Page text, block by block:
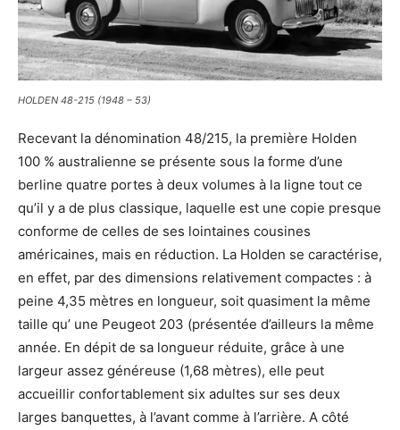
HOLDEN 48-215 (1948 – 53)
Recevant la dénomination 48/215, la première Holden
100 % australienne se présente sous la forme d’une
berline quatre portes à deux volumes à la ligne tout ce
qu’il y a de plus classique, laquelle est une copie presque
conforme de celles de ses lointaines cousines
américaines, mais en réduction. La Holden se caractérise,
en effet, par des dimensions relativement compactes : à
peine 4,35 mètres en longueur, soit quasiment la même
taille qu’ une Peugeot 203 (présentée d’ailleurs la même
année. En dépit de sa longueur réduite, grâce à une
largeur assez généreuse (1,68 mètres), elle peut
accueillir confortablement six adultes sur ses deux
larges banquettes, à l’avant comme à l’arrière. A côté